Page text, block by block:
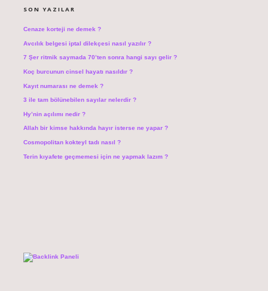
SON YAZILAR
Cenaze korteji ne demek ?
Avcılık belgesi iptal dilekçesi nasıl yazılır ?
7 Şer ritmik saymada 70’ten sonra hangi sayı gelir ?
Koç burcunun cinsel hayatı nasıldır ?
Kayıt numarası ne demek ?
3 ile tam bölünebilen sayılar nelerdir ?
Hy’nin açılımı nedir ?
Allah bir kimse hakkında hayır isterse ne yapar ?
Cosmopolitan kokteyl tadı nasıl ?
Terin kıyafete geçmemesi için ne yapmak lazım ?